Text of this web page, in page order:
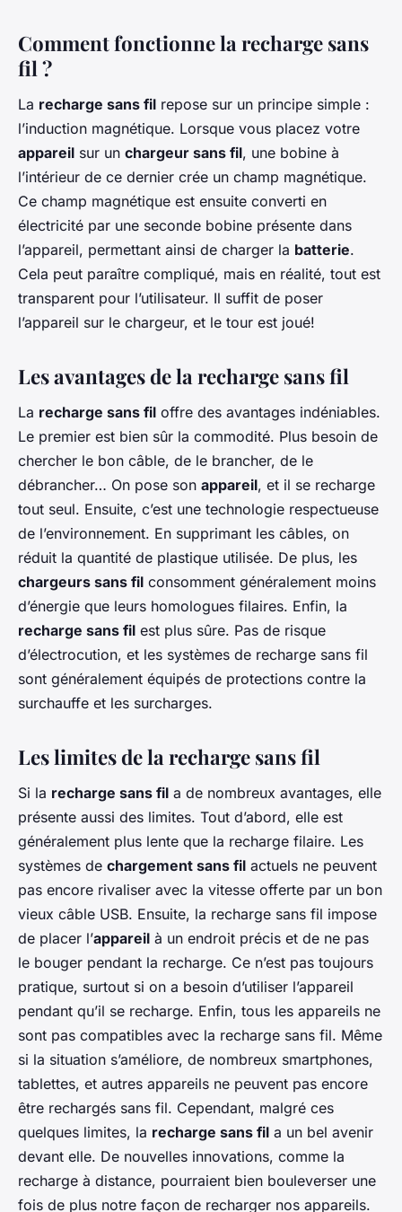
Comment fonctionne la recharge sans
fil ?
La recharge sans fil repose sur un principe simple :
l’induction magnétique. Lorsque vous placez votre
appareil sur un chargeur sans fil, une bobine à
l’intérieur de ce dernier crée un champ magnétique.
Ce champ magnétique est ensuite converti en
électricité par une seconde bobine présente dans
l’appareil, permettant ainsi de charger la batterie.
Cela peut paraître compliqué, mais en réalité, tout est
transparent pour l’utilisateur. Il suffit de poser
l’appareil sur le chargeur, et le tour est joué!
Les avantages de la recharge sans fil
La recharge sans fil offre des avantages indéniables.
Le premier est bien sûr la commodité. Plus besoin de
chercher le bon câble, de le brancher, de le
débrancher… On pose son appareil, et il se recharge
tout seul. Ensuite, c’est une technologie respectueuse
de l’environnement. En supprimant les câbles, on
réduit la quantité de plastique utilisée. De plus, les
chargeurs sans fil consomment généralement moins
d’énergie que leurs homologues filaires. Enfin, la
recharge sans fil est plus sûre. Pas de risque
d’électrocution, et les systèmes de recharge sans fil
sont généralement équipés de protections contre la
surchauffe et les surcharges.
Les limites de la recharge sans fil
Si la recharge sans fil a de nombreux avantages, elle
présente aussi des limites. Tout d’abord, elle est
généralement plus lente que la recharge filaire. Les
systèmes de chargement sans fil actuels ne peuvent
pas encore rivaliser avec la vitesse offerte par un bon
vieux câble USB. Ensuite, la recharge sans fil impose
de placer l’appareil à un endroit précis et de ne pas
le bouger pendant la recharge. Ce n’est pas toujours
pratique, surtout si on a besoin d’utiliser l’appareil
pendant qu’il se recharge. Enfin, tous les appareils ne
sont pas compatibles avec la recharge sans fil. Même
si la situation s’améliore, de nombreux smartphones,
tablettes, et autres appareils ne peuvent pas encore
être rechargés sans fil. Cependant, malgré ces
quelques limites, la recharge sans fil a un bel avenir
devant elle. De nouvelles innovations, comme la
recharge à distance, pourraient bien bouleverser une
fois de plus notre façon de recharger nos appareils.